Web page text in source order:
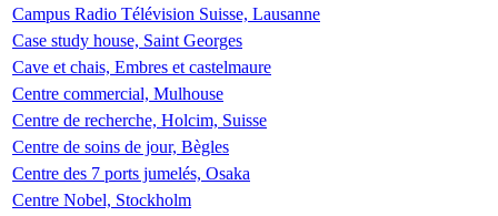
Campus Radio Télévision Suisse, Lausanne
Case study house, Saint Georges
Cave et chais, Embres et castelmaure
Centre commercial, Mulhouse
Centre de recherche, Holcim, Suisse
Centre de soins de jour, Bègles
Centre des 7 ports jumelés, Osaka
Centre Nobel, Stockholm